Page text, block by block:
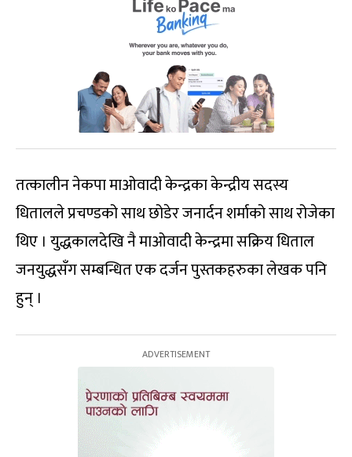
तत्कालीन नेकपा माओवादी केन्द्रका केन्द्रीय सदस्य
धितालले प्रचण्डको साथ छोडेर जनार्दन शर्माको साथ रोजेका
थिए । युद्धकालदेखि नै माओवादी केन्द्रमा सक्रिय धिताल
जनयुद्धसँग सम्बन्धित एक दर्जन पुस्तकहरुका लेखक पनि
हुन् ।